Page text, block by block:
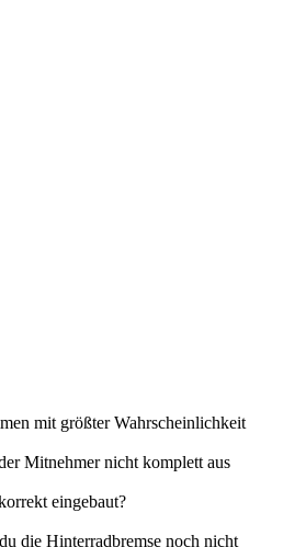
mit größter Wahrscheinlichkeit
Mitnehmer nicht komplett aus
eingebaut?
die Hinterradbremse noch nicht